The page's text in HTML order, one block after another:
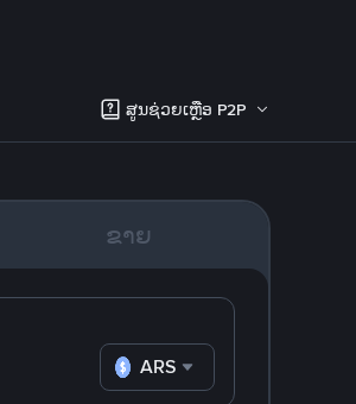
ສູນຊ່ວຍເຫຼືອ P2P
ຂາຍ
ARS